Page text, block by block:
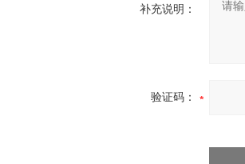
补充说明：
验证码：